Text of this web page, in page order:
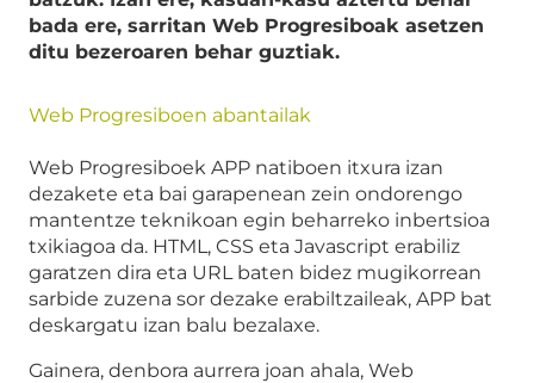
bada ere, sarritan Web Progresiboak asetzen
ditu bezeroaren behar guztiak.
Web Progresiboen abantailak
Web Progresiboek APP natiboen itxura izan
dezakete eta bai garapenean zein ondorengo
mantentze teknikoan egin beharreko inbertsioa
txikiagoa da. HTML, CSS eta Javascript erabiliz
garatzen dira eta URL baten bidez mugikorrean
sarbide zuzena sor dezake erabiltzaileak, APP bat
deskargatu izan balu bezalaxe.
Gainera, denbora aurrera joan ahala, Web